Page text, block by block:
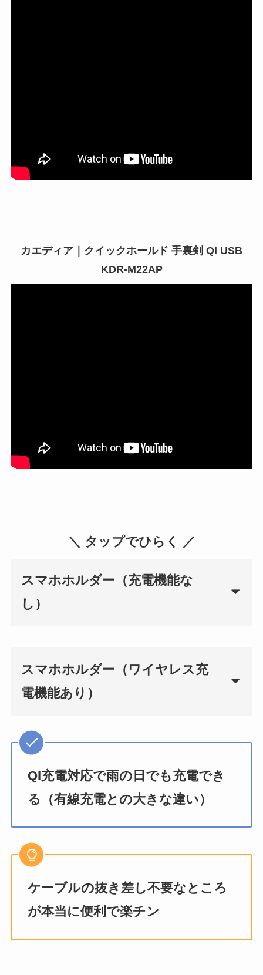
カエディア｜クイックホールド 手裏剣 QI USB
KDR-M22AP
＼ タップでひらく ／
スマホホルダー（充電機能な
し）
スマホホルダー（ワイヤレス充
電機能あり）
QI充電対応で雨の日でも充電でき
る（有線充電との大きな違い）
ケーブルの抜き差し不要なところ
が本当に便利で楽チン